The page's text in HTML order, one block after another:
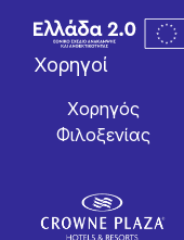
Χορηγοί
Χορηγός
Φιλοξενίας